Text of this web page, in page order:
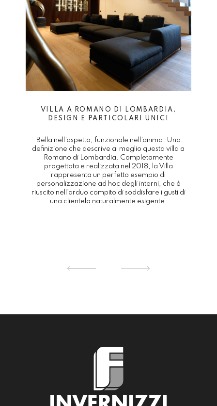
VILLA A ROMANO DI LOMBARDIA,
DESIGN E PARTICOLARI UNICI
Bella nell’aspetto, funzionale nell’anima. Una
definizione che descrive al meglio questa villa a
Romano di Lombardia. Completamente
progettata e realizzata nel 2018, la Villa
rappresenta un perfetto esempio di
personalizzazione ad hoc degli interni, che è
riuscito nell’arduo compito di soddisfare i gusti di
una clientela naturalmente esigente.